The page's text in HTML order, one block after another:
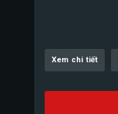
Xem chi tiết